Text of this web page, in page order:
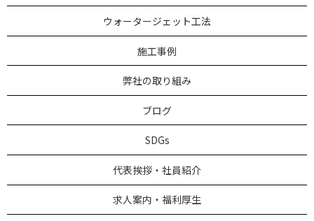
ウォータージェット工法
施工事例
弊社の取り組み
ブログ
SDGs
代表挨拶・社員紹介
求人案内・福利厚生